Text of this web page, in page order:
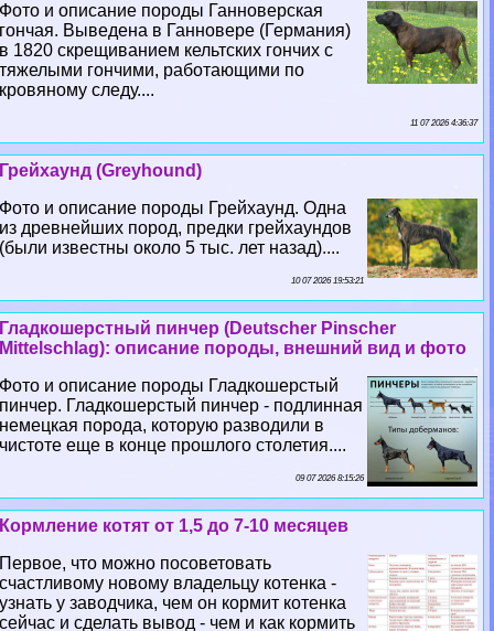
Фото и описание породы Ганноверская
гончая. Выведена в Ганновере (Германия)
в 1820 скрещиванием кельтских гончих с
тяжелыми гончими, работающими по
кровяному следу....
11 07 2026 4:36:37
Грейхаунд (Greyhound)
Фото и описание породы Грейхаунд. Одна
из древнейших пород, предки грейхаундов
(были известны около 5 тыс. лет назад)....
10 07 2026 19:53:21
Гладкошерстный пинчер (Deutscher Pinscher
Mittelschlag): описание породы, внешний вид и фото
Фото и описание породы Гладкошерстый
пинчер. Гладкошерстый пинчер - подлинная
немецкая порода, которую разводили в
чистоте еще в конце прошлого столетия....
09 07 2026 8:15:26
Кормление котят от 1,5 до 7-10 месяцев
Первое, что можно посоветовать
счастливому новому владельцу котенка -
узнать у заводчика, чем он кормит котенка
сейчас и сделать вывод - чем и как кормить